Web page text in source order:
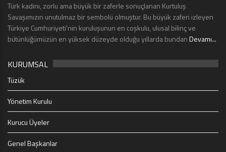
Türk kadını, zorlu ama büyük bir zaferle sonuçlanan Kurtuluş
Savaşımızın unutulmaz bir sembolü olmuştur. Bu büyük zaferi izleyen
Türkiye Cumhuriyeti’nin kuruluşunun en coşkulu, ulusal bilinç ve
bütünlüğümüzün en yüksek düzeyde olduğu yıllarda bundanDevamı...
KURUMSAL
Tüzük
Yönetim Kurulu
Kurucu Üyeler
Genel Başkanlar